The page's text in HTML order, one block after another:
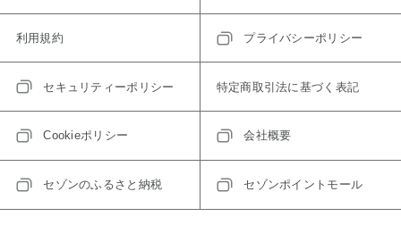
利用規約 プライバシーポリシー
セキュリティーポリシー 特定商取引法に基づく表記
Cookieポリシー 会社概要
セゾンのふるさと納税 セゾンポイントモール